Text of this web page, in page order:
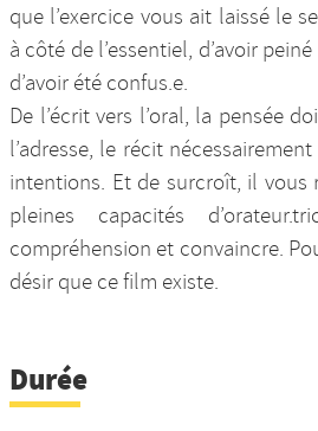
que l’exercice vous ait laissé le
à côté de l’essentiel, d’avoir
d’avoir été confus.e.
De l’écrit vers l’oral, la pensée
l’adresse, le récit
intentions. Et de surcroît, il vous
pleines capacités
compréhension et convaincre.
désir que ce film existe.
Durée